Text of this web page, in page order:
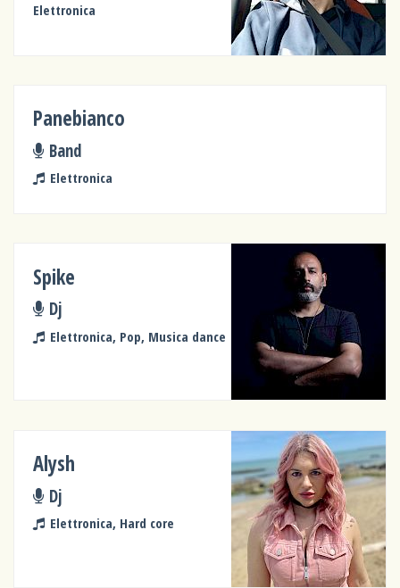
Elettronica
Panebianco
Band
Elettronica
Spike
Dj
Elettronica, Pop, Musica dance
Alysh
Dj
Elettronica, Hard core